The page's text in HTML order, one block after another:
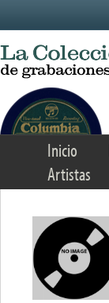
Inicio
Artistas